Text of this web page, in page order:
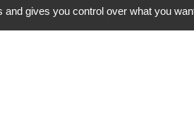
and gives you control over what you